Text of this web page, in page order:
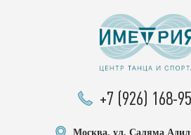
+7 (926) 168-
Москва, ул. Саляма